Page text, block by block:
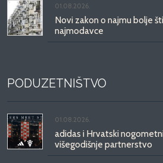
01.08.2026.
Novi zakon o najmu bolje
najmodavce
PODUZETNIŠTVO
01.08.2026.
adidas i Hrvatski
višegodišnje partnerstvo